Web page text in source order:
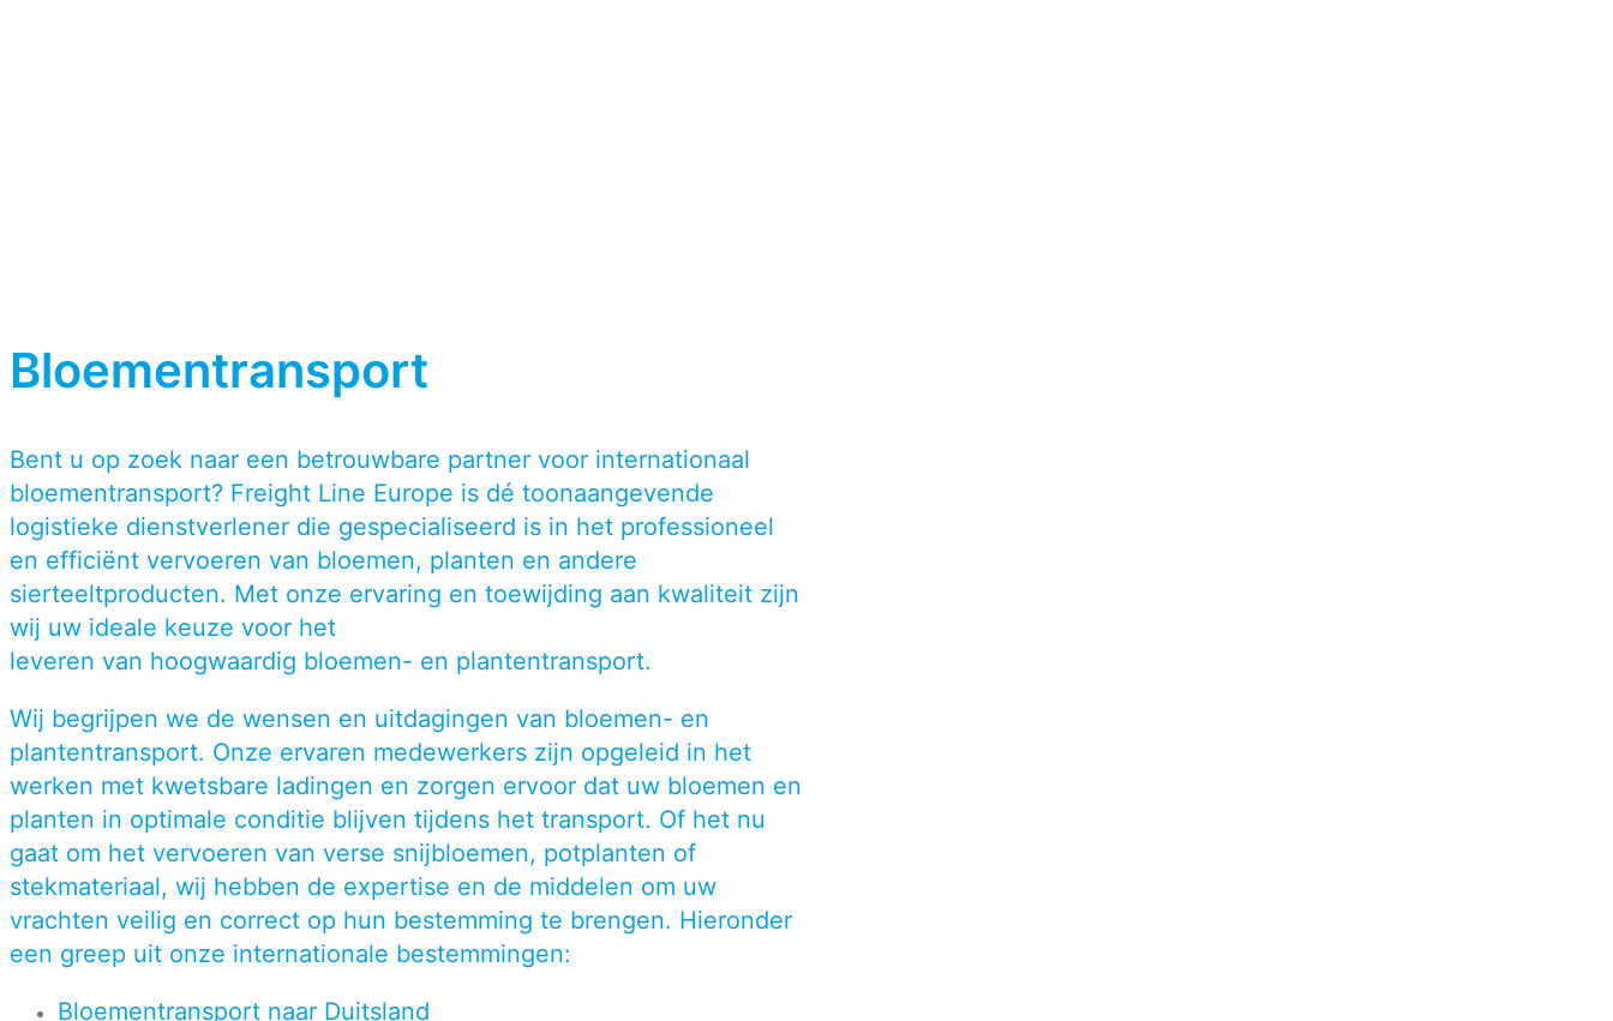
Bloementransport
Bent u op zoek naar een betrouwbare partner voor internationaal
bloementransport? Freight Line Europe is dé toonaangevende
logistieke dienstverlener die gespecialiseerd is in het professioneel
en efficiënt vervoeren van bloemen, planten en andere
sierteeltproducten. Met onze ervaring en toewijding aan kwaliteit zijn
wij uw ideale keuze voor het
leveren van hoogwaardig bloemen- en plantentransport.
Wij begrijpen we de wensen en uitdagingen van bloemen- en
plantentransport. Onze ervaren medewerkers zijn opgeleid in het
werken met kwetsbare ladingen en zorgen ervoor dat uw bloemen en
planten in optimale conditie blijven tijdens het transport. Of het nu
gaat om het vervoeren van verse snijbloemen, potplanten of
stekmateriaal, wij hebben de expertise en de middelen om uw
vrachten veilig en correct op hun bestemming te brengen. Hieronder
een greep uit onze internationale bestemmingen:
Bloementransport naar Duitsland